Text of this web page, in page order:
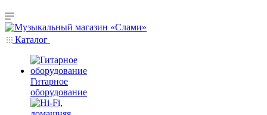
Каталог
Гитарное
оборудование